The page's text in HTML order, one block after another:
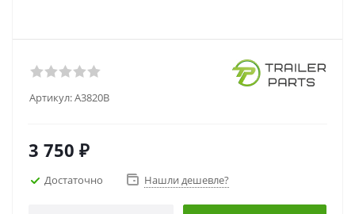
Артикул:A3820B
3 750 ₽
Достаточно Нашли дешевле?